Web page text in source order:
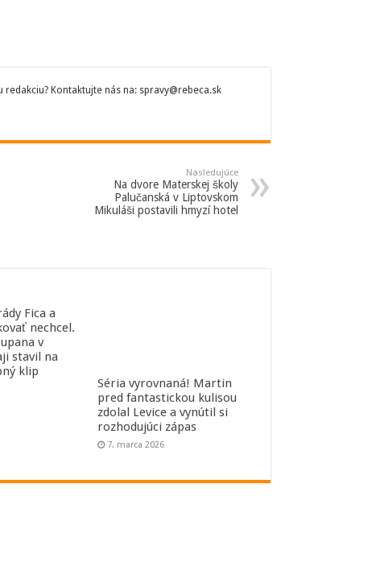
Kontaktujte nás na: spravy@rebeca.sk
Nasledujúce
Na dvore Materskej školy
Palučanská v Liptovskom
Mikuláši postavili hmyzí hotel
Fica a
nechcel.
v
stavil na
klip
Séria vyrovnaná! Martin
pred fantastickou kulisou
zdolal Levice a vynútil si
rozhodujúci zápas
7. marca 2026